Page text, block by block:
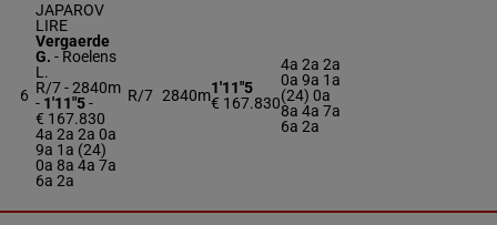
6
JAPAROV
LIRE
Vergaerde
G. - Roelens
L.
R/7 - 2840m
- 1'11"5-
€ 167.830
4a 2a 2a 0a
9a 1a (24)
0a 8a 4a 7a
6a 2a
R/7 2840m1'11"5
€ 167.830
4a 2a 2a
0a 9a 1a
(24) 0a
8a 4a 7a
6a 2a